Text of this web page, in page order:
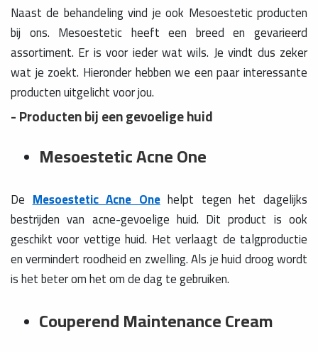
Naast de behandeling vind je ook Mesoestetic producten
bij ons. Mesoestetic heeft een breed en gevarieerd
assortiment. Er is voor ieder wat wils. Je vindt dus zeker
wat je zoekt. Hieronder hebben we een paar interessante
producten uitgelicht voor jou.
- Producten bij een gevoelige huid
Mesoestetic Acne One
DeMesoestetic Acne Onehelpt tegen het dagelijks
bestrijden van acne-gevoelige huid. Dit product is ook
geschikt voor vettige huid. Het verlaagt de talgproductie
en vermindert roodheid en zwelling. Als je huid droog wordt
is het beter om het om de dag te gebruiken.
Couperend Maintenance Cream